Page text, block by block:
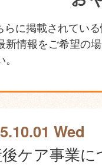
らに掲載されてい
新情報をご希望の
Wed
ケア事業に